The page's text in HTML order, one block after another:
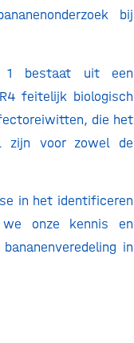
bij
1 bestaat uit een
feitelijk biologisch
die het
zijn voor zowel de
in het identificeren
onze kennis en
in